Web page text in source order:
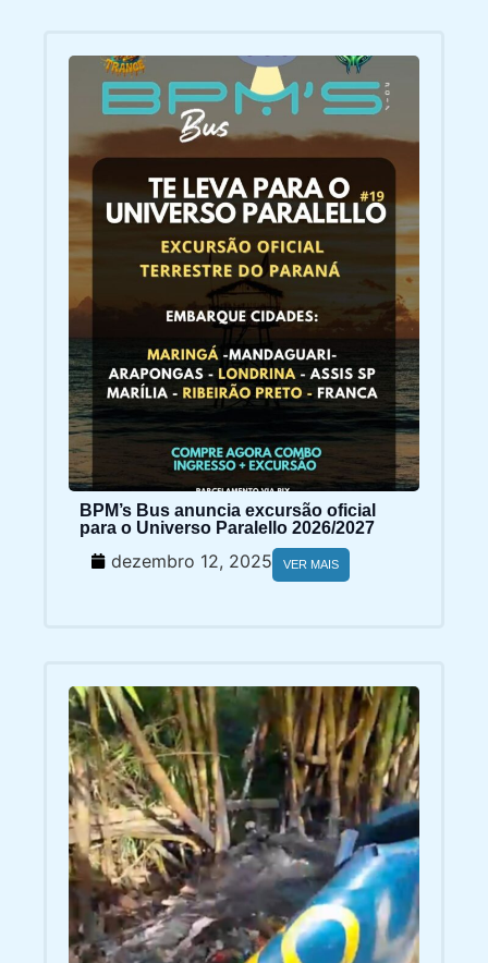
BPM’s Bus anuncia excursão oficial
para o Universo Paralello 2026/2027
dezembro 12, 2025 VER MAIS